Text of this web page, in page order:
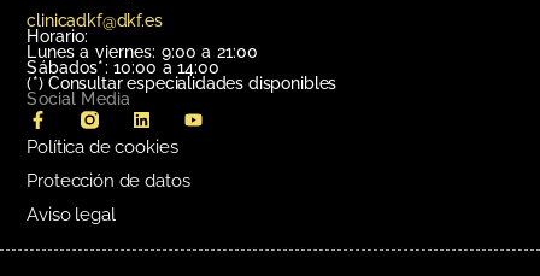
clinicadkf@dkf.es
Horario:
Lunes a viernes: 9:00 a 21:00
Sábados*: 10:00 a 14:00
(*) Consultar especialidades disponibles
Social Media
Política de cookies
Protección de datos
Aviso legal